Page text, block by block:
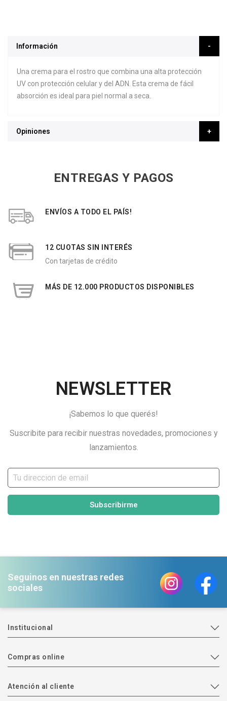
Información
Una crema para el rostro que combina una alta protección
UV con protección celular y del ADN. Esta crema de fácil
absorción es ideal para piel normal a seca.
Opiniones
ENTREGAS Y PAGOS
ENVÍOS A TODO EL PAÍS!
12 CUOTAS SIN INTERÉS
Con tarjetas de crédito
MÁS DE 12.000 PRODUCTOS DISPONIBLES
NEWSLETTER
¡Sabemos lo que querés!
Suscribite para recibir nuestras novedades, promociones y
lanzamientos.
Subscribirme
Seguinos en nuestras redes
sociales
Institucional
Compras online
Atención al cliente